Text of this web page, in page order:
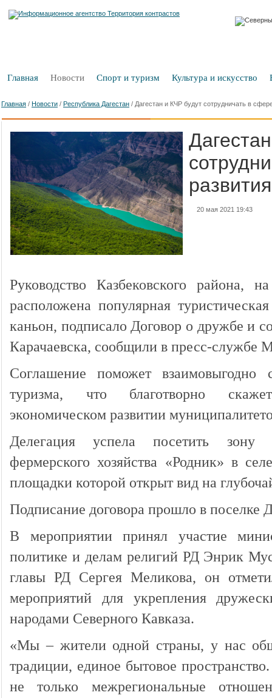
Главная Новости Спорт и туризм Культура и искусство
Главная / Новости / Республика Дагестан / Дагестан и КЧР будут сотрудничать в
20 мая 2021 19:43
Руководство
Казбековского района,
расположена популярная
каньон, подписало Договор о дружбе и
Карачаевска, сообщили в пресс-службе
Соглашение поможет взаимовыгодно
туризма, что благотворно
экономическом развитии
Делегация успела посетить зону
фермерского хозяйства «Родник» в
площадки которой открыт вид на
Подписание договора прошло в поселке
В мероприятии принял участие
политике и делам религий РД Энрик
главы РД Сергея Меликова, он
мероприятий для укрепления
народами Северного Кавказа.
«Мы – жители одной страны, у нас
традиции, единое бытовое
не только межрегиональные